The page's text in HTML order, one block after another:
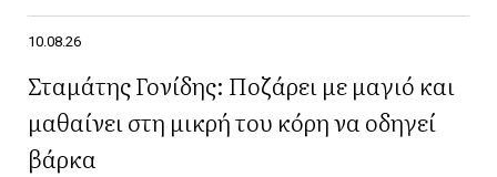
10.08.26
Σταμάτης Γονίδης: Ποζάρει με μαγιό και
μαθαίνει στη μικρή του κόρη να οδηγεί
βάρκα